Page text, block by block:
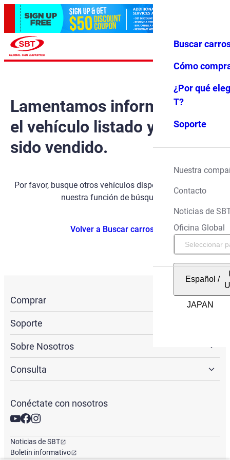
Favoritos Menú
Buscar
Cómo
¿Por qué
T?
Soporte
Nuestra
Contacto
Noticias de
Oficina Global
Español /
Lamentamos informarle que
el vehículo listado ya ha
sido vendido.
Por favor, busque otros vehículos disponibles utilizando
nuestra función de búsqueda.
Volver a Buscar carros
Comprar
Soporte
Sobre Nosotros
Consulta
Conéctate con nosotros
Noticias de SBT
Boletin informativo